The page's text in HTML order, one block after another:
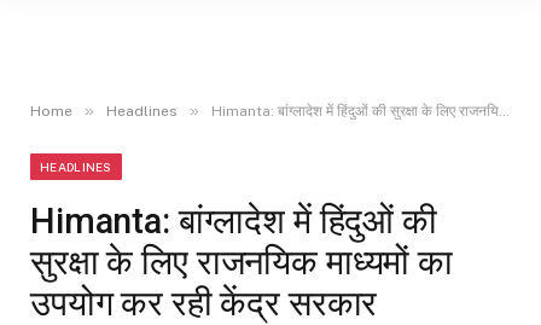
Home » Headlines » Himanta: बांग्लादेश में हिंदुओं की सुरक्षा के लिए राजनयिक माध्यमों का उपयोग कर रही केंद्र सरकार
HEADLINES
Himanta: बांग्लादेश में हिंदुओं की
सुरक्षा के लिए राजनयिक माध्यमों का
उपयोग कर रही केंद्र सरकार